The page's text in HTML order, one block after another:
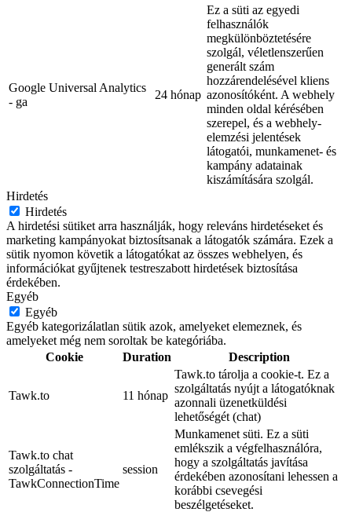
Google Universal Analytics
- ga
24 hónap
Ez a süti az egyedi
felhasználók
megkülönböztetésére
szolgál, véletlenszerűen
generált szám
hozzárendelésével kliens
azonosítóként. A webhely
minden oldal kérésében
szerepel, és a webhely-
elemzési jelentések
látogatói, munkamenet- és
kampány adatainak
kiszámítására szolgál.
Hirdetés
Hirdetés
A hirdetési sütiket arra használják, hogy releváns hirdetéseket és
marketing kampányokat biztosítsanak a látogatók számára. Ezek a
sütik nyomon követik a látogatókat az összes webhelyen, és
információkat gyűjtenek testreszabott hirdetések biztosítása
érdekében.
Egyéb
Egyéb
Egyéb kategorizálatlan sütik azok, amelyeket elemeznek, és
amelyeket még nem soroltak be kategóriába.
Cookie
Duration Description
Tawk.to 11 hónap
Tawk.to tárolja a cookie-t. Ez a
szolgáltatás nyújt a látogatóknak
azonnali üzenetküldési
lehetőségét (chat)
Tawk.to chat
szolgáltatás -
TawkConnectionTime
session
Munkamenet süti. Ez a süti
emlékszik a végfelhasználóra,
hogy a szolgáltatás javítása
érdekében azonosítani lehessen a
korábbi csevegési
beszélgetéseket.